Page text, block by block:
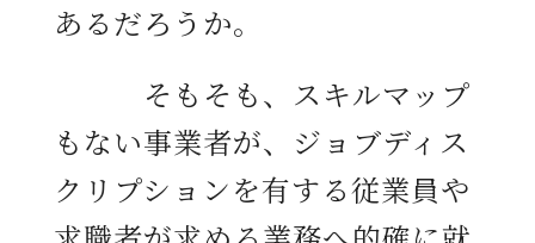
あるだろうか。
そもそも、スキルマップ
もない事業者が、ジョブディス
クリプションを有する従業員や